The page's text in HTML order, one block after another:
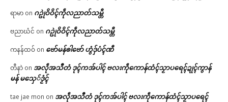
ရာမာ on ဂဥုဲဝိဝိၚ်ကဵုလညာတ်သမ္တီ
ဗညာဃံင် on ဂဥုဲဝိဝိၚ်ကဵုလညာတ်သမ္တီ
ကနန်ထဝ် on ဗော်မန်ၜါဗော် ဟွံဒှ်ပံၚ်ဏီ
တီနာဲ on အလဵုအသဳတံ ဒုၚ်ကအ်ပါၚ် ဗလးကဵုကောန်ထံၚ်သၟာပရေၚ်ဍုၚ်ကွာန်
မန် မသှေ်ဒၟံၚ်
tae jae mon on အလဵုအသဳတံ ဒုၚ်ကအ်ပါၚ် ဗလးကဵုကောန်ထံၚ်သၟာပရေၚ်